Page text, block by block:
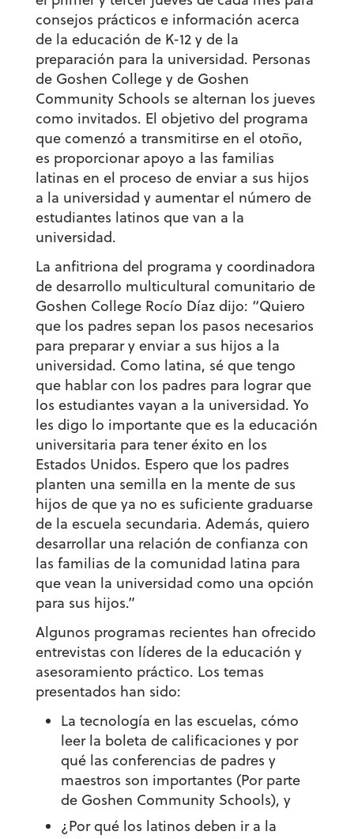
consejos prácticos e información acerca
de la educación de K-12 y de la
preparación para la universidad. Personas
de Goshen College y de Goshen
Community Schools se alternan los jueves
como invitados. El objetivo del programa
que comenzó a transmitirse en el otoño,
es proporcionar apoyo a las familias
latinas en el proceso de enviar a sus hijos
a la universidad y aumentar el número de
estudiantes latinos que van a la
universidad.
La anfitriona del programa y coordinadora
de desarrollo multicultural comunitario de
Goshen College Rocío Díaz dijo: “Quiero
que los padres sepan los pasos necesarios
para preparar y enviar a sus hijos a la
universidad. Como latina, sé que tengo
que hablar con los padres para lograr que
los estudiantes vayan a la universidad. Yo
les digo lo importante que es la educación
universitaria para tener éxito en los
Estados Unidos. Espero que los padres
planten una semilla en la mente de sus
hijos de que ya no es suficiente graduarse
de la escuela secundaria. Además, quiero
desarrollar una relación de confianza con
las familias de la comunidad latina para
que vean la universidad como una opción
para sus hijos.”
Algunos programas recientes han ofrecido
entrevistas con líderes de la educación y
asesoramiento práctico. Los temas
presentados han sido:
La tecnología en las escuelas, cómo
leer la boleta de calificaciones y por
qué las conferencias de padres y
maestros son importantes (Por parte
de Goshen Community Schools), y
¿Por qué los latinos deben ir a la